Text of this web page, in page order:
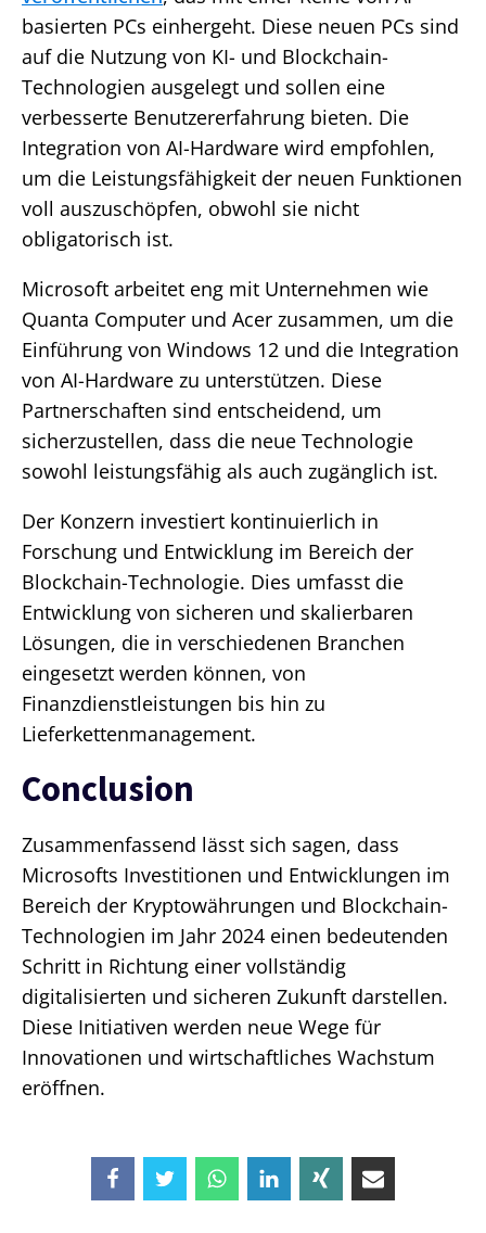
basierten PCs einhergeht. Diese neuen PCs sind
auf die Nutzung von KI- und Blockchain-
Technologien ausgelegt und sollen eine
verbesserte Benutzererfahrung bieten. Die
Integration von AI-Hardware wird empfohlen,
um die Leistungsfähigkeit der neuen Funktionen
voll auszuschöpfen, obwohl sie nicht
obligatorisch ist​​.
Microsoft arbeitet eng mit Unternehmen wie
Quanta Computer und Acer zusammen, um die
Einführung von Windows 12 und die Integration
von AI-Hardware zu unterstützen. Diese
Partnerschaften sind entscheidend, um
sicherzustellen, dass die neue Technologie
sowohl leistungsfähig als auch zugänglich ist​.
Der Konzern investiert kontinuierlich in
Forschung und Entwicklung im Bereich der
Blockchain-Technologie. Dies umfasst die
Entwicklung von sicheren und skalierbaren
Lösungen, die in verschiedenen Branchen
eingesetzt werden können, von
Finanzdienstleistungen bis hin zu
Lieferkettenmanagement.
Conclusion
Zusammenfassend lässt sich sagen, dass
Microsofts Investitionen und Entwicklungen im
Bereich der Kryptowährungen und Blockchain-
Technologien im Jahr 2024 einen bedeutenden
Schritt in Richtung einer vollständig
digitalisierten und sicheren Zukunft darstellen.
Diese Initiativen werden neue Wege für
Innovationen und wirtschaftliches Wachstum
eröffnen.